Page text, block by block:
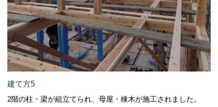
建て方5
2階の柱・梁が組立てられ、母屋・棟木が施工されました。